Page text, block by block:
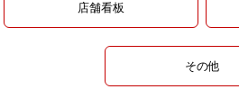
店舗看板
その他